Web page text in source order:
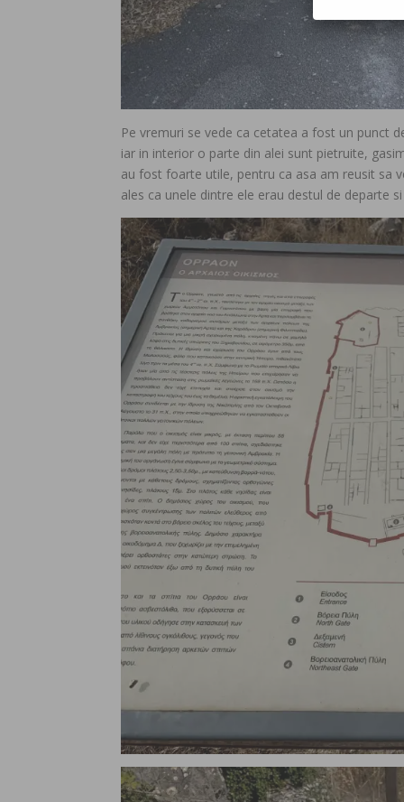
Pe vremuri se vede ca cetatea a fost un punct
iar in interior o parte din alei sunt pietruite,
au fost foarte utile, pentru ca asa am reusit sa
ales ca unele dintre ele erau destul de departe